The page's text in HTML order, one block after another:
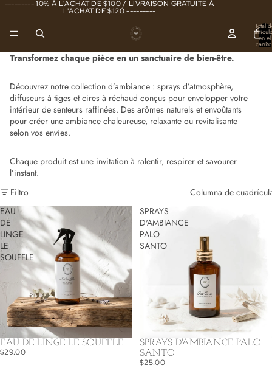
--------- 10% À L'ACHAT DE $100 / LIVRAISON GRATUITE À
L'ACHAT DE $120 ---------
Total
en el
0
Transformez chaque pièce en un sanctuaire de bien-être.
Découvrez notre collection d’ambiance : sprays d’atmosphère,
diffuseurs à tiges et cires à réchaud conçus pour envelopper votre
intérieur de senteurs raffinées. Des arômes naturels et envoûtants
pour créer une ambiance chaleureuse, relaxante ou revitalisante
selon vos envies.
Chaque produit est une invitation à ralentir, respirer et savourer
l’instant.
Filtro
Columna de
EAU
DE
LINGE
LE
SOUFFLE
EAU DE LINGE LE SOUFFLE
$29.00
SPRAYS
D'AMBIANCE
PALO
SANTO
SPRAYS D'AMBIANCE PALO
SANTO
$25.00